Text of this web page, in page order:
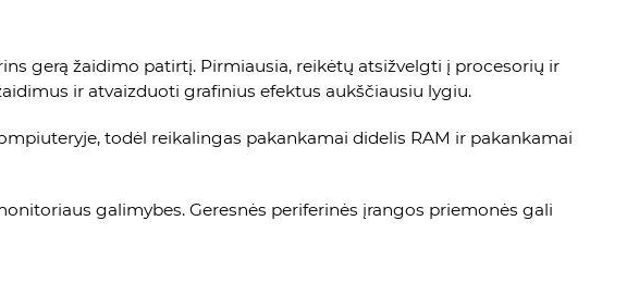
gerą žaidimo patirtį. Pirmiausia, reikėtų atsižvelgti į procesorių ir
ir atvaizduoti grafinius efektus aukščiausiu lygiu.
todėl reikalingas pakankamai didelis RAM ir pakankamai
galimybes. Geresnės periferinės įrangos priemonės gali